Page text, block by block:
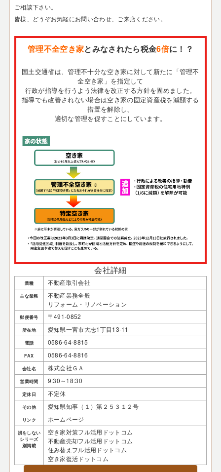
ご相談下さい。
皆様、どうぞお気軽にお問い合わせ、ご来店ください。
管理不全空き家とみなされたら税金6倍に！？
国土交通省は、管理不十分な空き家に対して新たに「管理不
全空き家」を指定して
行政が指導を行うよう法律を改正する方針を固めました。
指導でも改善されない場合は空き家の固定資産税を減額する
措置を解除し、
適切な管理を促すことにしています。
会社詳細
業種 不動産取引会社
主な業務
不動産業務全般
リフォーム・リノベーション
郵便番号 〒491-0852
所在地 愛知県一宮市大志1丁目13-11
電話 0586-64-8815
FAX 0586-64-8816
会社名 株式会社ＧＡ
営業時間 9:30～18:30
定休日 不定休
その他 愛知県知事（１）第２５３１２号
リンク ホームページ
損をしない
シリーズ
別掲載
空き家対策フル活用ドットコム
不動産売却フル活用ドットコム
住み替えフル活用ドットコム
空き家復活ドットコム